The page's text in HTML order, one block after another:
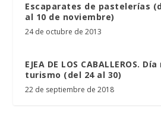
Escaparates de pastelerías
al 10 de noviembre)
24 de octubre de 2013
EJEA DE LOS CABALLEROS.
turismo (del 24 al 30)
22 de septiembre de 2018